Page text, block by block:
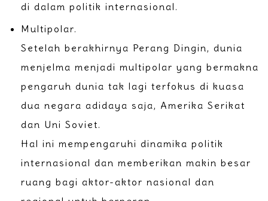
di dalam politik internasional.
Multipolar.
Setelah berakhirnya Perang Dingin, dunia
menjelma menjadi multipolar yang bermakna
pengaruh dunia tak lagi terfokus di kuasa
dua negara adidaya saja, Amerika Serikat
dan Uni Soviet.
Hal ini mempengaruhi dinamika politik
internasional dan memberikan makin besar
ruang bagi aktor-aktor nasional dan